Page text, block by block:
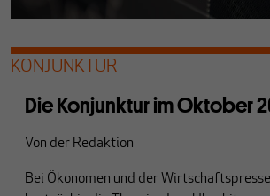
KONJUNKTUR
Die Konjunktur im Oktober
Von der Redaktion
Bei Ökonomen und der